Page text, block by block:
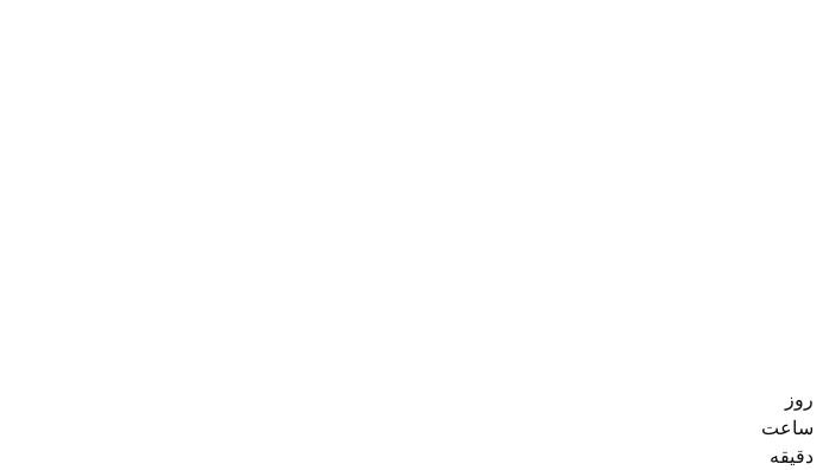
روز
ساعت‌
دقیقه